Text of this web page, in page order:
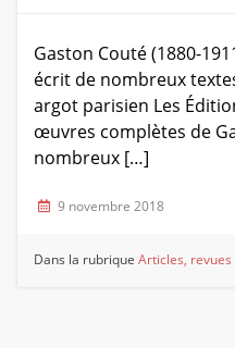
Gaston Couté (1880-
écrit de nombreux
argot parisien Les
œuvres complètes de
nombreux […]
9 novembre 2018
Dans la rubriqueArticles,